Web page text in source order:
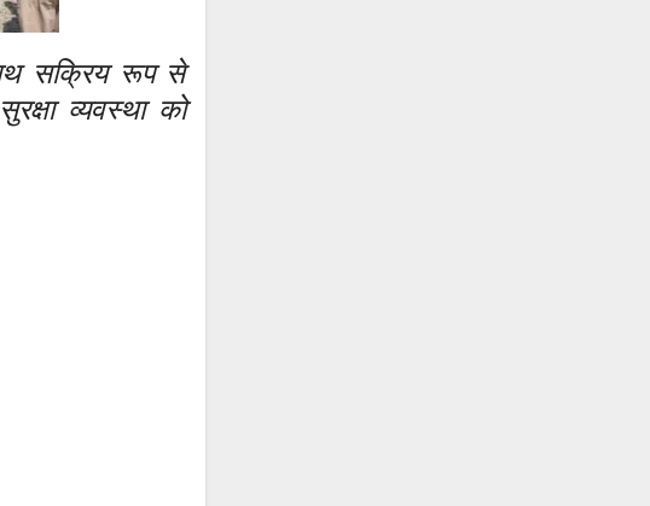
सक्रिय रूप से
व्यवस्था को